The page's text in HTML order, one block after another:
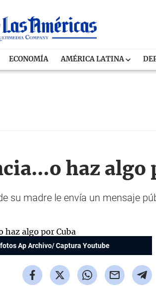
ECONOMÍA AMÉRICA LATINA
haz algo
su madre le envía un mensaje
Ap Archivo/ Captura Youtube